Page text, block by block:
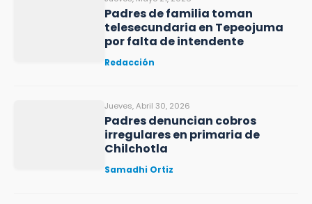
Padres de familia toman
telesecundaria en Tepeojuma
por falta de intendente
Redacción
Jueves, Abril 30, 2026
Padres denuncian cobros
irregulares en primaria de
Chilchotla
Samadhi Ortiz